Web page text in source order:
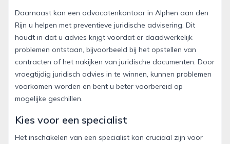
Daarnaast kan een advocatenkantoor in Alphen aan den
Rijn u helpen met preventieve juridische advisering. Dit
houdt in dat u advies krijgt voordat er daadwerkelijk
problemen ontstaan, bijvoorbeeld bij het opstellen van
contracten of het nakijken van juridische documenten. Door
vroegtijdig juridisch advies in te winnen, kunnen problemen
voorkomen worden en bent u beter voorbereid op
mogelijke geschillen.
Kies voor een specialist
Het inschakelen van een specialist kan cruciaal zijn voor